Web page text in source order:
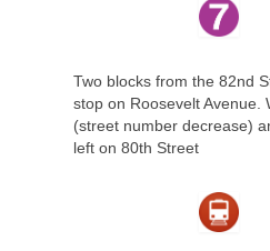
Two blocks from the 82nd
stop on Roosevelt Avenue.
(street number decrease)
left on 80th Street